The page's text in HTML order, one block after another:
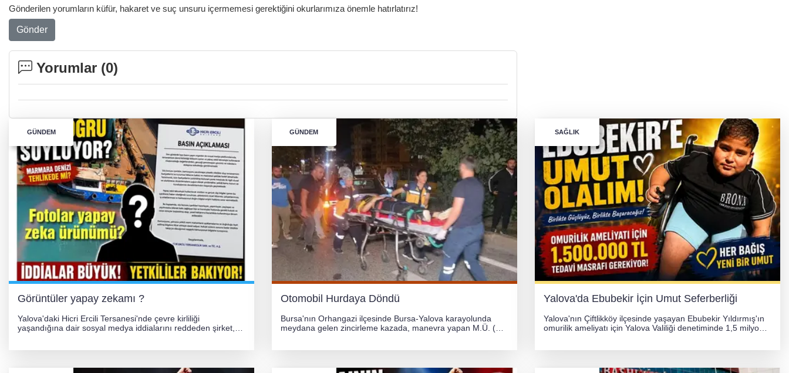
Gönderilen yorumların küfür, hakaret ve suç unsuru içermemesi gerektiğini okurlarımıza önemle hatırlatırız!
Gönder
Yorumlar (0)
GÜNDEM
Görüntüler yapay zekamı ?
Yalova'daki Hicri Ercili Tersanesi'nde çevre kirliliği
yaşandığına dair sosyal medya iddialarını reddeden şirket,
GÜNDEM
Otomobil Hurdaya Döndü
Bursa'nın Orhangazi ilçesinde Bursa-Yalova karayolunda
meydana gelen zincirleme kazada, manevra yapan M.Ü. (35)
SAĞLIK
Yalova'da Ebubekir İçin Umut Seferberliği
Yalova'nın Çiftlikköy ilçesinde yaşayan Ebubekir Yıldırmış'ın
omurilik ameliyatı için Yalova Valiliği denetiminde 1,5 milyon